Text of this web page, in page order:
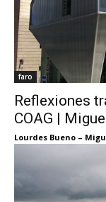
faro
Reflexiones
COAG |
Lourdes Bueno –